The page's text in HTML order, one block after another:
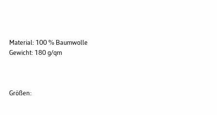
Material: 100 % Baumwolle
Gewicht: 180 g/qm
Größen: